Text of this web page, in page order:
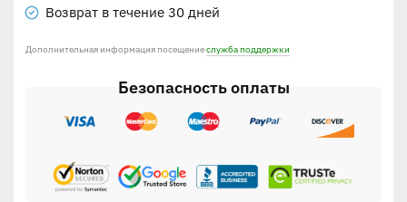
Возврат в течение 30 дней
Дополнительная информация посещениеслужба поддержки
Безопасность оплаты